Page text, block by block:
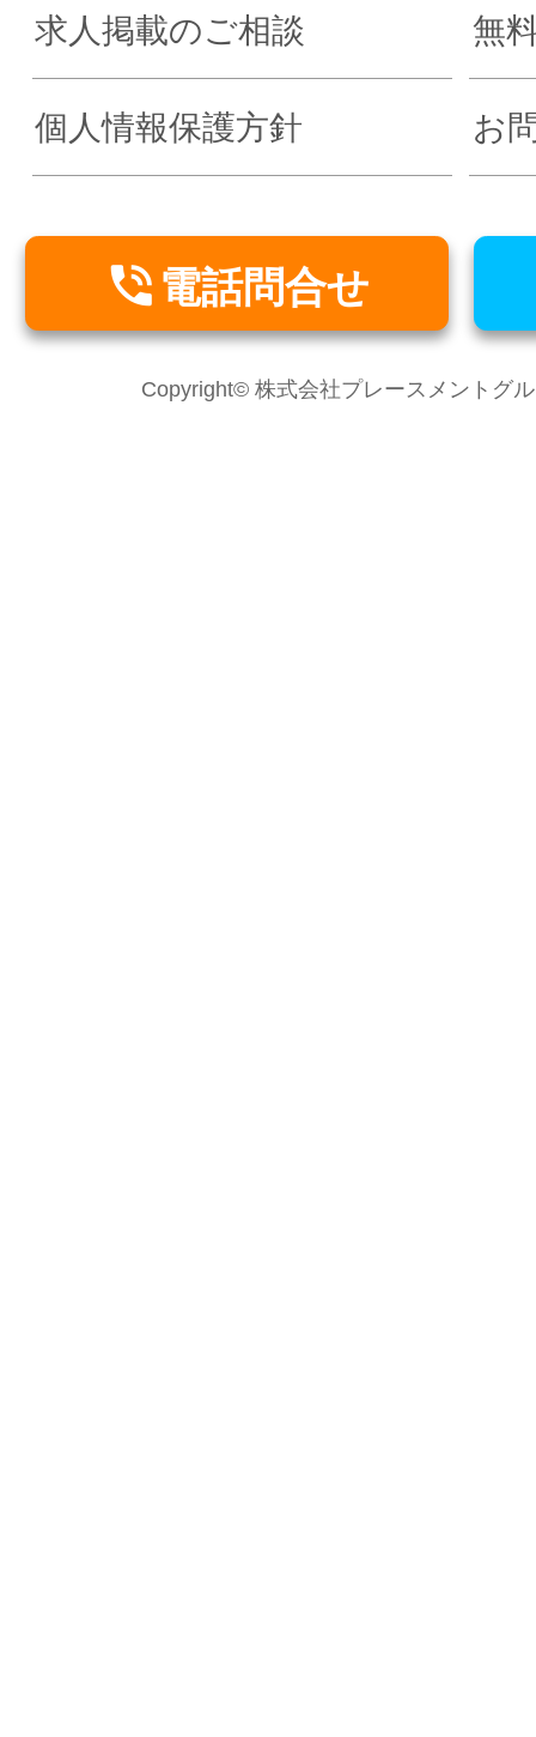
求人掲載のご相談 無
個人情報保護方針 お
 電話問合せ
Copyright© 株式会社プレースメントグ